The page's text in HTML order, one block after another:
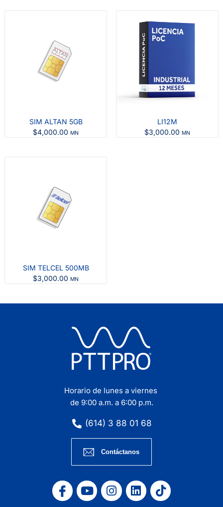
SIM ALTAN 5GB
$4,000.00 MN
LI12M
$3,000.00 MN
SIM TELCEL 500MB
$3,000.00 MN
Horario de lunes a viernes
de 9:00 a.m. a 6:00 p.m.
(614) 3 88 01 68
Contáctanos